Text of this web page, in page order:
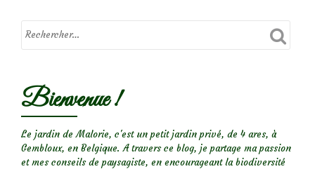
circe…
Bienvenue !
Le jardin de Malorie, c'est un petit jardin privé, de 4 ares, à
Gembloux, en Belgique. A travers ce blog, je partage ma passion
et mes conseils de paysagiste, en encourageant la biodiversité